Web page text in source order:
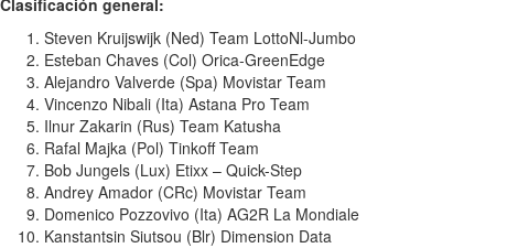
Clasificación general:
Steven Kruijswijk (Ned) Team LottoNl-Jumbo
Esteban Chaves (Col) Orica-GreenEdge
Alejandro Valverde (Spa) Movistar Team
Vincenzo Nibali (Ita) Astana Pro Team
Ilnur Zakarin (Rus) Team Katusha
Rafal Majka (Pol) Tinkoff Team
Bob Jungels (Lux) Etixx – Quick-Step
Andrey Amador (CRc) Movistar Team
Domenico Pozzovivo (Ita) AG2R La Mondiale
Kanstantsin Siutsou (Blr) Dimension Data